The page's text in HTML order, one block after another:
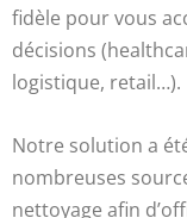
fidèle pour vous
décisions
logistique, retail…).
Notre solution a
nombreuses
nettoyage afin